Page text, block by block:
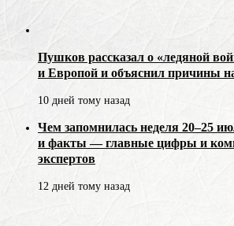
Пушков рассказал о «ледяной
и Европой и объяснил причины
10 дней тому назад
Чем запомнилась неделя 20–25
и факты — главные цифры и
экспертов
12 дней тому назад